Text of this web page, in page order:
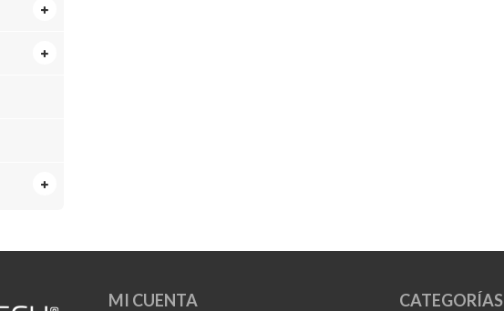
MI CUENTA CATEGORÍAS